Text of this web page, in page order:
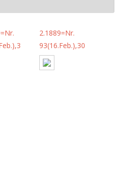
2.1889=Nr.
93(16.Feb.),30